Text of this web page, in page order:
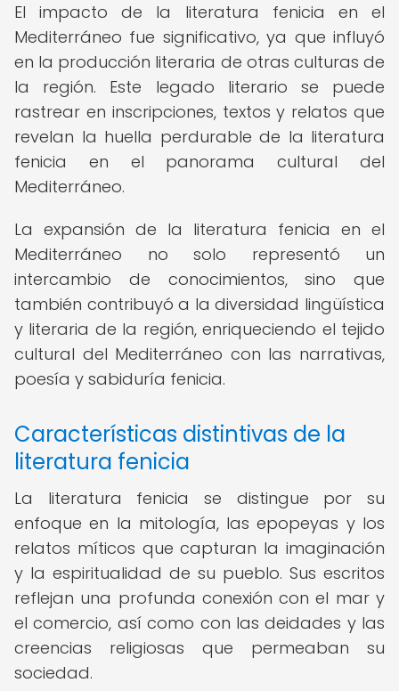
El impacto de la literatura fenicia en el
Mediterráneo fue significativo, ya que influyó
en la producción literaria de otras culturas de
la región. Este legado literario se puede
rastrear en inscripciones, textos y relatos que
revelan la huella perdurable de la literatura
fenicia en el panorama cultural del
Mediterráneo.
La expansión de la literatura fenicia en el
Mediterráneo no solo representó un
intercambio de conocimientos, sino que
también contribuyó a la diversidad lingüística
y literaria de la región, enriqueciendo el tejido
cultural del Mediterráneo con las narrativas,
poesía y sabiduría fenicia.
Características distintivas de la
literatura fenicia
La literatura fenicia se distingue por su
enfoque en la mitología, las epopeyas y los
relatos míticos que capturan la imaginación
y la espiritualidad de su pueblo. Sus escritos
reflejan una profunda conexión con el mar y
el comercio, así como con las deidades y las
creencias religiosas que permeaban su
sociedad.